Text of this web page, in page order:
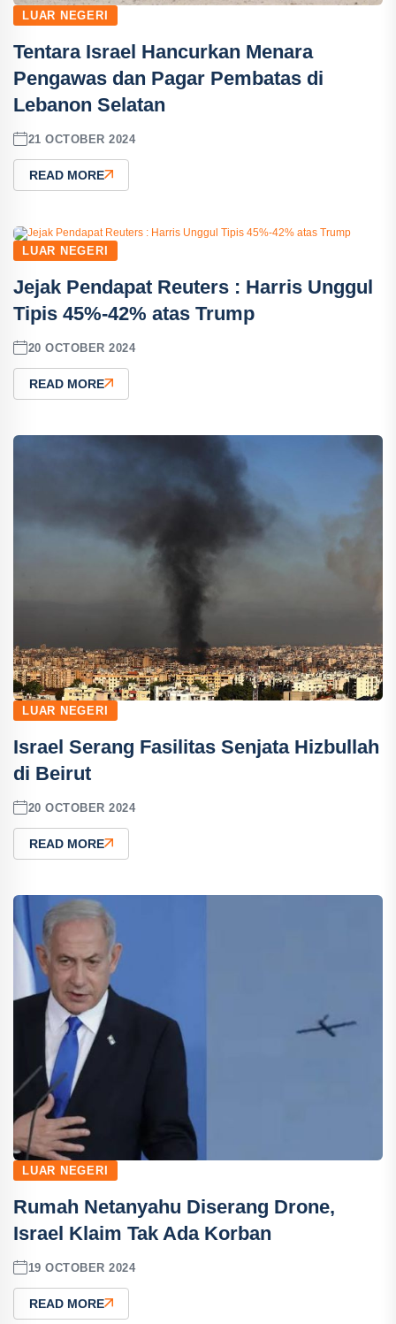
LUAR NEGERI
Tentara Israel Hancurkan Menara
Pengawas dan Pagar Pembatas di
Lebanon Selatan
21 OCTOBER 2024
READ MORE
LUAR NEGERI
Jejak Pendapat Reuters : Harris Unggul
Tipis 45%-42% atas Trump
20 OCTOBER 2024
READ MORE
LUAR NEGERI
Israel Serang Fasilitas Senjata Hizbullah
di Beirut
20 OCTOBER 2024
READ MORE
LUAR NEGERI
Rumah Netanyahu Diserang Drone,
Israel Klaim Tak Ada Korban
19 OCTOBER 2024
READ MORE